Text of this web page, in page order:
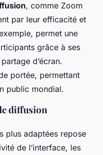
, comme Zoom
par leur efficacité et
permet une
grâce à ses
d’écran.
portée, permettant
public mondial.
diffusion
plus adaptées repose
de l’interface, les